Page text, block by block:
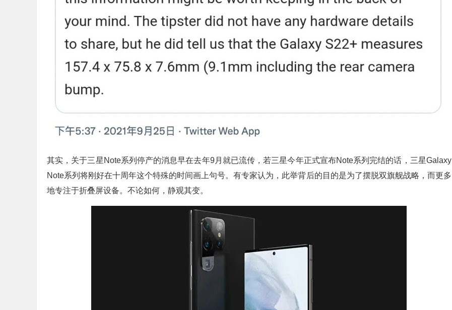
其实，关于三星Note系列停产的消息早在去年9月就已流传，若三星今年正式宣布Note系列完结的话，三星Galaxy
Note系列将刚好在十周年这个特殊的时间画上句号。有专家认为，此举背后的目的是为了摆脱双旗舰战略，而更多
地专注于折叠屏设备。不论如何，静观其变。